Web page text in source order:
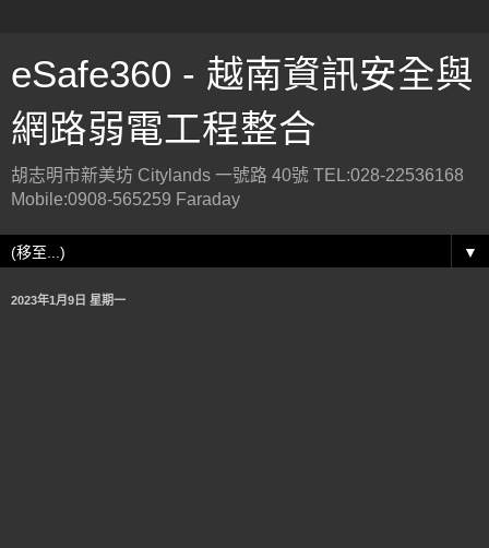
eSafe360 - 越南資訊安全與
網路弱電工程整合
胡志明市新美坊 Citylands 一號路 40號 TEL:028-22536168
Mobile:0908-565259 Faraday
▼
2023年1月9日 星期一